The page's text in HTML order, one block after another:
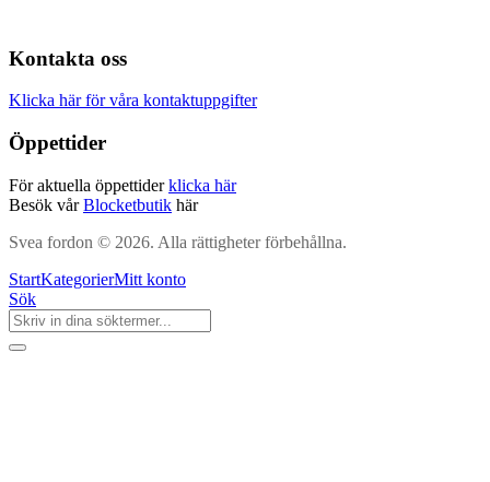
Kontakta oss
Klicka här för våra kontaktuppgifter
Öppettider
För aktuella öppettiderklicka här
Besök vårBlocketbutik här
Svea fordon © 2026. Alla rättigheter förbehållna.
StartKategorierMitt konto
Sök